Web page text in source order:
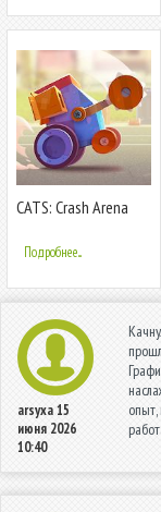
CATS: Crash Arena
Подробнее...
arsyxa15
июня 2026
10:40